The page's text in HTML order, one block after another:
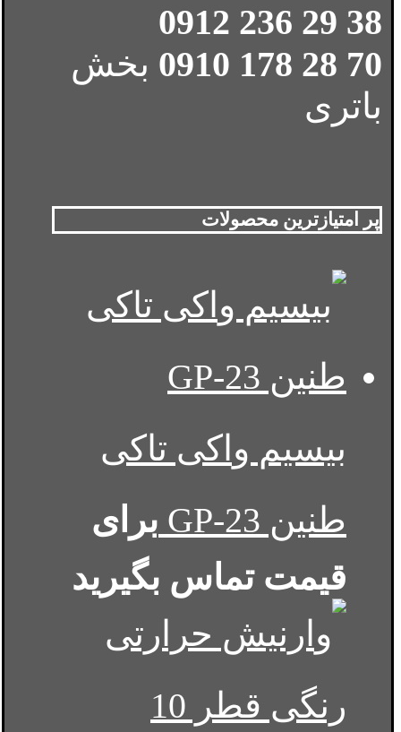
38 29 236 0912
70 28 178 0910
بخش
باتری
پر امتیازترین محصولات
بیسیم واکی تاکی
طنین GP-23
برای
قیمت تماس بگیرید